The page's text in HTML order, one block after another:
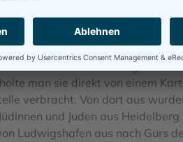
Gemeinde Stein nur
sie für Landwirte als
man sie direkt von einem
verbracht. Von dort aus
und Juden aus
Ludwigshafen aus nach Gurs